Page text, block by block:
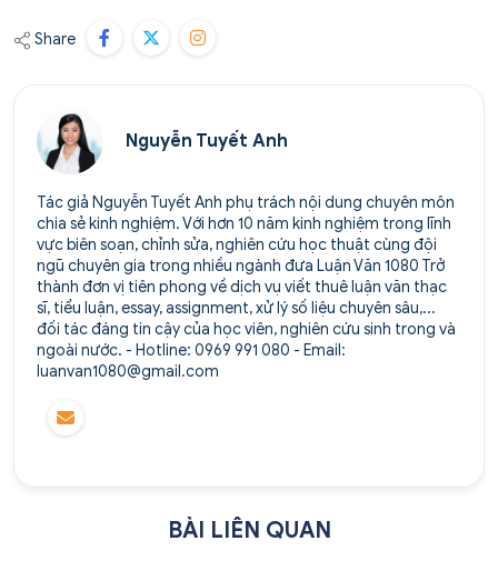
Share
Nguyễn Tuyết Anh
Tác giả Nguyễn Tuyết Anh phụ trách nội dung chuyên môn
chia sẻ kinh nghiệm. Với hơn 10 năm kinh nghiệm trong lĩnh
vực biên soạn, chỉnh sửa, nghiên cứu học thuật cùng đội
ngũ chuyên gia trong nhiều ngành đưa Luận Văn 1080 Trở
thành đơn vị tiên phong về dịch vụ viết thuê luận văn thạc
sĩ, tiểu luận, essay, assignment, xử lý số liệu chuyên sâu,...
đối tác đáng tin cậy của học viên, nghiên cứu sinh trong và
ngoài nước. - Hotline: 0969 991 080 - Email:
luanvan1080@gmail.com
BÀI LIÊN QUAN